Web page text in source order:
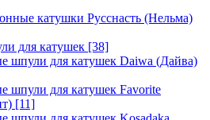
катушки Русснасть (Нельма)
для катушек [38]
шпули для катушек Daiwa (Дайва)
шпули для катушек Favorite
[11]